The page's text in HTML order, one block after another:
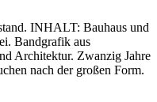
INHALT: Bauhaus und
Bandgrafik aus
Architektur. Zwanzig Jahre
nach der großen Form.